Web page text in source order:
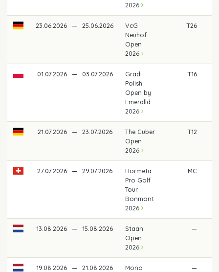
2026
23.06.2026 — 25.06.2026
VcG
Neuhof
Open
2026
T26
01.07.2026 — 03.07.2026
Gradi
Polish
Open by
Emeralld
2026
T16
21.07.2026 — 23.07.2026
The Cuber
Open
2026
T12
27.07.2026 — 29.07.2026
Hormeta
Pro Golf
Tour
Bonmont
2026
MC
13.08.2026 — 15.08.2026
Staan
Open
2026
—
19.08.2026 — 21.08.2026
Mono
—